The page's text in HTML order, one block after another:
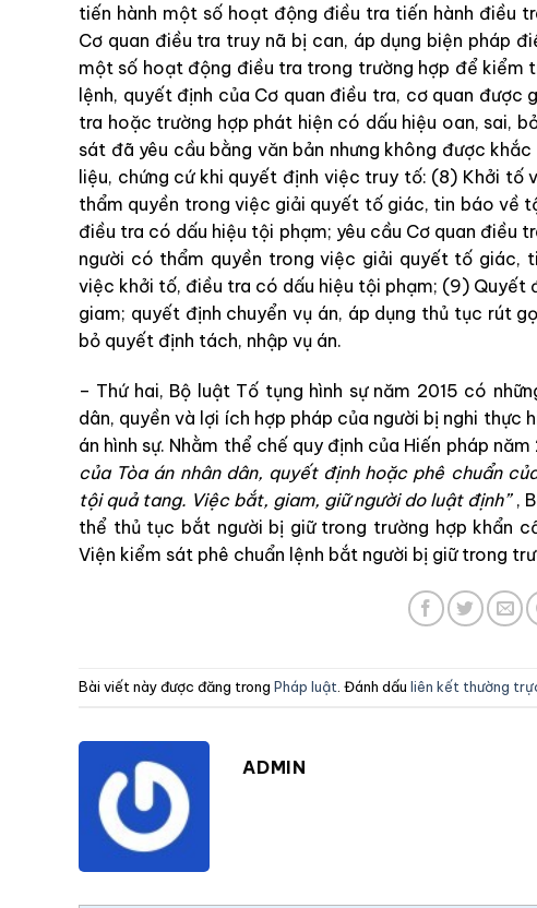
tiến hành một số hoạt động điều tra tiến hành điều
Cơ quan điều tra truy nã bị can, áp dụng biện pháp
một số hoạt động điều tra trong trường hợp để kiểm
lệnh, quyết định của Cơ quan điều tra, cơ quan được
tra hoặc trường hợp phát hiện có dấu hiệu oan, sai,
sát đã yêu cầu bằng văn bản nhưng không được khắc
liệu, chứng cứ khi quyết định việc truy tố: (8) Khởi tố
thẩm quyền trong việc giải quyết tố giác, tin báo về
điều tra có dấu hiệu tội phạm; yêu cầu Cơ quan điều
người có thẩm quyền trongviệc giải quyết tố giác,
việc khởi tố, điều tra có dấu hiệu tội phạm; (9) Quyết
giam; quyết định chuyển vụ án, áp dụng thủ tục rút
bỏ quyết định tách, nhập vụ án.
– Thứ hai, Bộ luật Tố tụng hình sự năm 2015 có
dân, quyềnvà lợi ích hợp pháp của người bị nghi thực
án hình sự. Nhằm thể chế quy định của Hiến pháp năm
của Tòa án nhân dân, quyết định hoặc phê chuẩn
tộiquả tang. Việc bắt, giam, giữngườido luật định” ,
thể thủ tục bắt người bị giữ trong trường hợp khẩn
Viện kiểm sát phê chuẩn lệnh bắt người bị giữ trong
Bài viết này được đăng trong Pháp luật . Đánh dấu liên kết thường
ADMIN